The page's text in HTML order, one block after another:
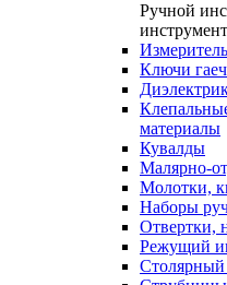
Ручной
Ключи
материалы
Кувалды
Малярно-
Молотки,
Наборы
Отвертки,
Режущий
Столярный